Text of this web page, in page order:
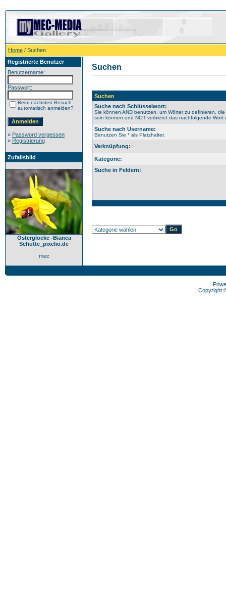
Home / Suchen
Registrierte Benutzer
Benutzername:
Passwort:
Beim nächsten Besuch
automatisch anmelden?
» Password vergessen
» Registrierung
Zufallsbild
Osterglocke -Bianca
Schütte_pixelio.de
mec
Suchen
Suchen
Suche nach Schlüsselwort:
Sie können AND benutzen, um Wörter zu definieren,
sein können und NOT verbietet das nachfolgende Wort
Suche nach Username:
Benutzen Sie * als Platzhalter.
Verknüpfung:
Kategorie:
Suche in Feldern:
Copyright